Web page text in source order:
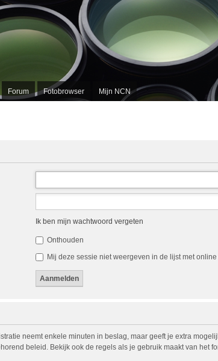
Forum Fotobrowser Mijn NCN
Ik ben mijn wachtwoord vergeten
Onthouden
Mij deze sessie niet weergeven in de lijst met
neemt enkele minuten in beslag, maar geeft je extra
beleid. Bekijk ook de regels als je gebruik maakt van het